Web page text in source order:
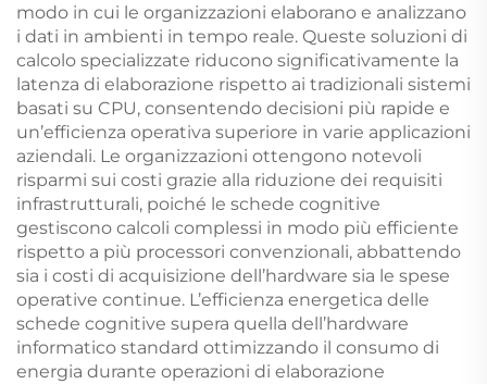
modo in cui le organizzazioni elaborano e analizzano
i dati in ambienti in tempo reale. Queste soluzioni di
calcolo specializzate riducono significativamente la
latenza di elaborazione rispetto ai tradizionali sistemi
basati su CPU, consentendo decisioni più rapide e
un’efficienza operativa superiore in varie applicazioni
aziendali. Le organizzazioni ottengono notevoli
risparmi sui costi grazie alla riduzione dei requisiti
infrastrutturali, poiché le schede cognitive
gestiscono calcoli complessi in modo più efficiente
rispetto a più processori convenzionali, abbattendo
sia i costi di acquisizione dell’hardware sia le spese
operative continue. L’efficienza energetica delle
schede cognitive supera quella dell’hardware
informatico standard ottimizzando il consumo di
energia durante operazioni di elaborazione